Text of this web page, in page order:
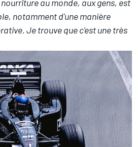
au monde, aux gens, est
notamment d'une manière
Je trouve que c'est une très